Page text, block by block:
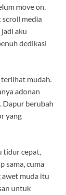
move on.
media
aku
dedikasi
terlihat mudah.
adonan
Dapur berubah
yang
tidur cepat,
sama, cuma
muda itu
untuk